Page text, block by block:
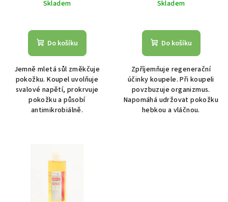
Skladem
hodnocení
produktu
z
5
hvězdiček.
Do košíku
Jemně mletá sůl změkčuje
pokožku. Koupel uvolňuje
svalové napětí, prokrvuje
pokožku a působí
antimikrobiálně.
Skladem
Do košíku
Zpříjemňuje regenerační
účinky koupele. Při koupeli
povzbuzuje organizmus.
Napomáhá udržovat pokožku
hebkou a vláčnou.